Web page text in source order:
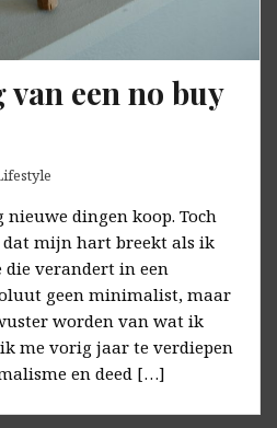
een no buy
dingen koop. Toch
mijn hart breekt als ik
die verandert in een
geen minimalist, maar
worden van wat ik
me vorig jaar te verdiepen
en deed […]